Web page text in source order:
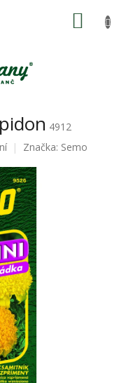
4912
Značka: Semo